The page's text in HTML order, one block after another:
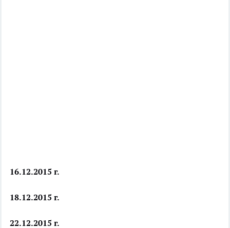
16.12.2015 г.
18.12.2015 г.
22.12.2015 г.